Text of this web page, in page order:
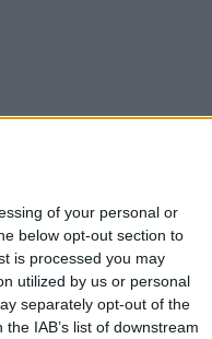
of your personal or
below opt-out section to
is processed you may
utilized by us or personal
separately opt-out of the
IAB’s list of downstream